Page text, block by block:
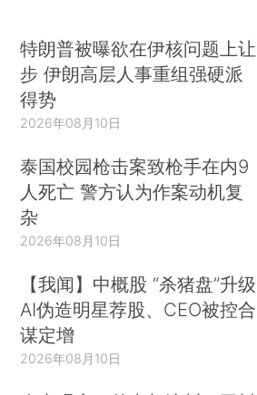
特朗普被曝欲在伊核问题上让
步 伊朗高层人事重组强硬派
得势
2026年08月10日
泰国校园枪击案致枪手在内9
人死亡 警方认为作案动机复
杂
2026年08月10日
【我闻】中概股 “杀猪盘”升级
AI伪造明星荐股、CEO被控合
谋定增
2026年08月10日